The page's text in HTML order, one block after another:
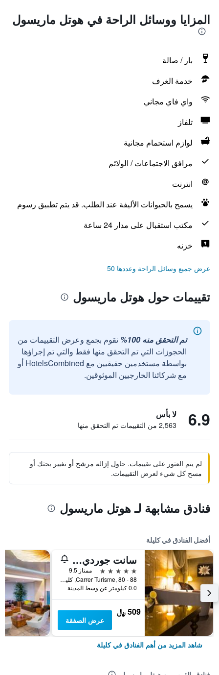
المزايا ووسائل الراحة في هوتل ماريسول
بار / صالة
خدمة الغرف
واي فاي مجاني
تلفاز
لوازم استحمام مجانية
مرافق الاجتماعات / الولائم
انترنت
يسمح بالحيوانات الأليفة عند الطلب. قد يتم تطبيق رسوم
مكتب استقبال على مدار 24 ساعة
خزنه
عرض جميع وسائل الراحة وعددها 50
تقييمات حول هوتل ماريسول
تم التحقق منه 100%
نقوم بجمع وعرض التقييمات من
الحجوزات التي تم التحقق منها فقط والتي تم إجراؤها
بواسطة مستخدمين حقيقيين مع HotelsCombined أو
مع شركائنا الخارجيين الموثوقين.
6.9 لا بأس
2,563 من التقييمات تم التحقق منها
لم يتم العثور على تقييمات. حاول إزالة مرشح أو تغيير بحثك أو
مسح كل شيء لعرض التقييمات.
فنادق مشابهة لـ هوتل ماريسول
أفضل الفنادق في كليلة
سانت جوردي بوتيك هوتل
5 نجوم
ممتاز 9.5
Carrer Turisme, 80 - 88, كليلة, كاتالونيا, أسبانيا
0.0 كيلومتر عن وسط المدينة
509 ﷼
عرض الصفقة
شاهد المزيد من أهم الفنادق في كليلة